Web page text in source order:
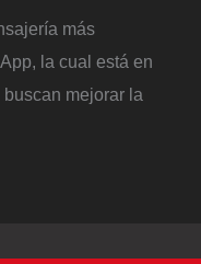
más
la cual está en
mejorar la